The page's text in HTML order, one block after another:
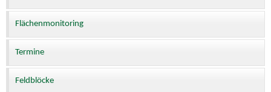
Flächenmonitoring
Termine
Feldblöcke